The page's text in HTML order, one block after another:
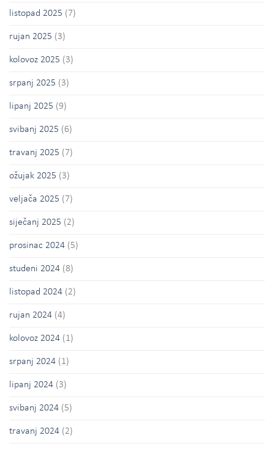
listopad 2025 (7)
rujan 2025 (3)
kolovoz 2025 (3)
srpanj 2025 (3)
lipanj 2025 (9)
svibanj 2025 (6)
travanj 2025 (7)
ožujak 2025 (3)
veljača 2025 (7)
siječanj 2025 (2)
prosinac 2024 (5)
studeni 2024 (8)
listopad 2024 (2)
rujan 2024 (4)
kolovoz 2024 (1)
srpanj 2024 (1)
lipanj 2024 (3)
svibanj 2024 (5)
travanj 2024 (2)